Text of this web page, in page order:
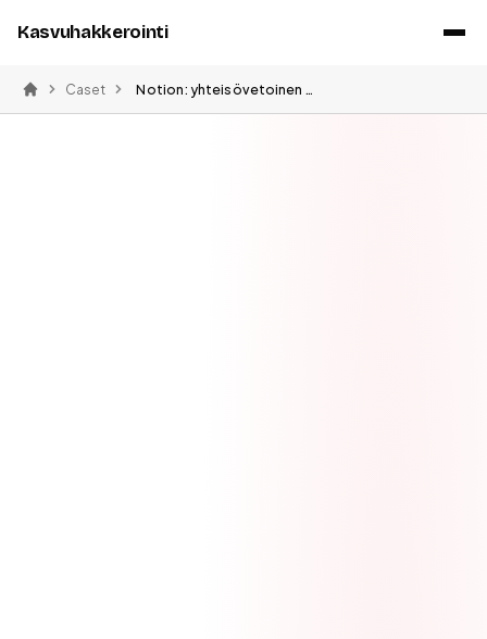
Kasvuhakkerointi
Etusivu
Caset Notion: yhteisövetoinen kasvu ja mallipohjat